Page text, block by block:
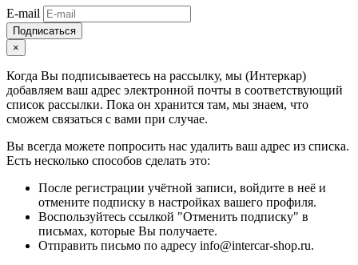
E-mail
Подписаться
×
Когда Вы подписываетесь на рассылку, мы (Интеркар)
добавляем ваш адрес электронной почты в соответствующий
список рассылки. Пока он хранится там, мы знаем, что
сможем связаться с вами при случае.
Вы всегда можете попросить нас удалить ваш адрес из списка.
Есть несколько способов сделать это:
После регистрации учётной записи, войдите в неё и
отмените подписку в настройках вашего профиля.
Воспользуйтесь ссылкой "Отменить подписку" в
письмах, которые Вы получаете.
Отправить письмо по адресу info@intercar-shop.ru.